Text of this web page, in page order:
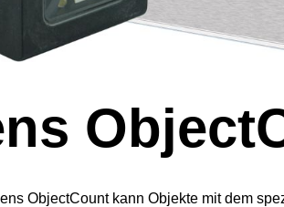
ObjectCount kann Objekte mit dem